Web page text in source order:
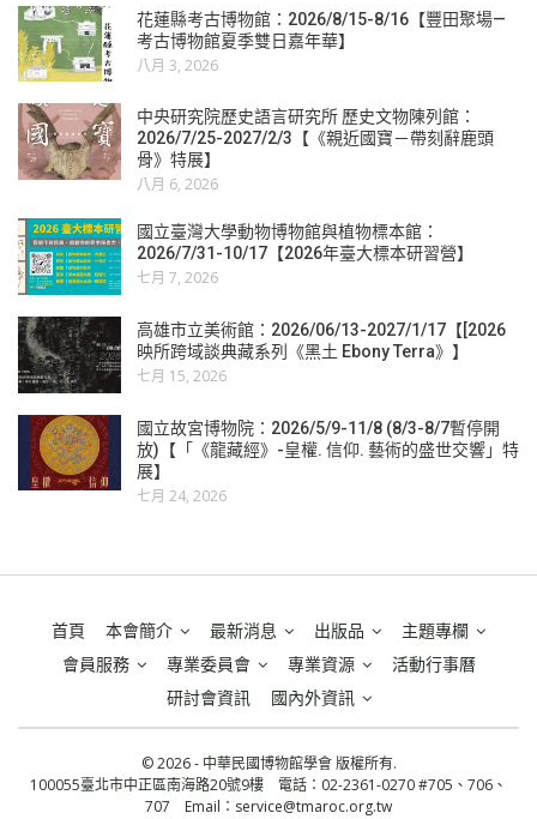
花蓮縣考古博物館：2026/8/15-8/16【豐田聚場—
考古博物館夏季雙日嘉年華】
八月 3, 2026
中央研究院歷史語言研究所 歷史文物陳列館：
2026/7/25-2027/2/3【《親近國寶－帶刻辭鹿頭
骨》特展】
八月 6, 2026
國立臺灣大學動物博物館與植物標本館：
2026/7/31-10/17【2026年臺大標本研習營】
七月 7, 2026
高雄市立美術館：2026/06/13-2027/1/17【[2026
映所跨域談典藏系列《黑土 Ebony Terra》】
七月 15, 2026
國立故宮博物院：2026/5/9-11/8 (8/3-8/7暫停開
放)【「《龍藏經》-皇權. 信仰. 藝術的盛世交響」特
展】
七月 24, 2026
首頁 本會簡介 最新消息 出版品
主題專欄
會員服務
專業委員會 專業資源
活動行事曆
研討會資訊
國內外資訊
© 2026 - 中華民國博物館學會 版權所有.
100055臺北市中正區南海路20號9樓 電話：02-2361-0270 #705、706、
707 Email： service@tmaroc.org.tw